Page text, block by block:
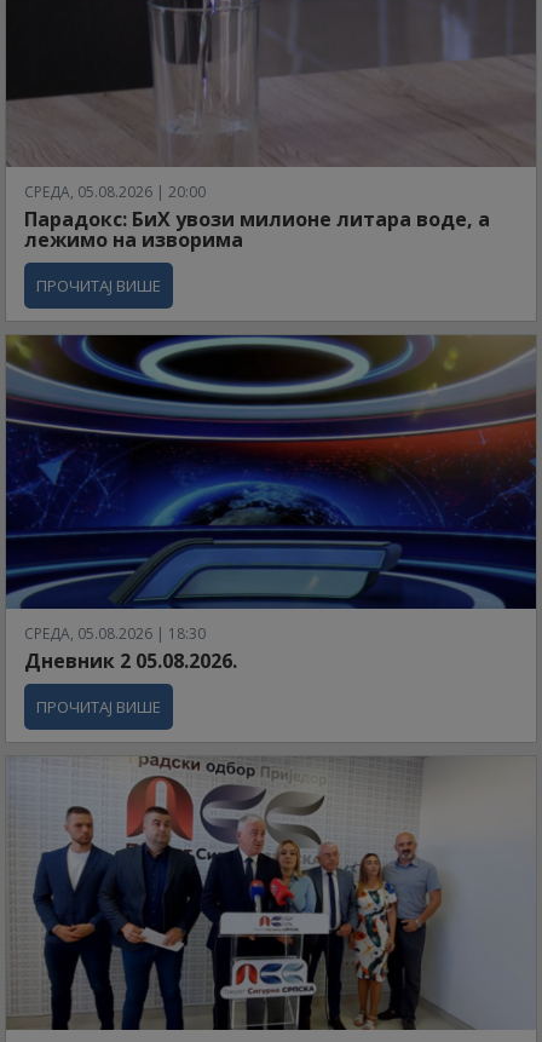
СРЕДА, 05.08.2026 | 20:00
Парадокс: БиХ увози милионе литара воде, а
лежимо на изворима
ПРОЧИТАЈ ВИШЕ
СРЕДА, 05.08.2026 | 18:30
Дневник 2 05.08.2026.
ПРОЧИТАЈ ВИШЕ